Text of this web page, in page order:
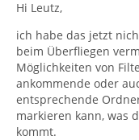
Hi Leutz,
ich habe das jetzt
beim Überfliegen
Möglichkeiten von
ankommende oder
entsprechende
markieren kann, was
kommt.